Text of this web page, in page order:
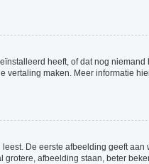
heeft, of dat nog
maken. Meer informatie
De eerste afbeelding geeft
afbeelding staan, beter